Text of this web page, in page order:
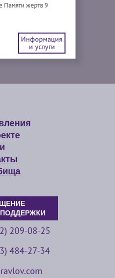
Памяти жертв 9
Информация
и услуги
209-08-25
484-27-34